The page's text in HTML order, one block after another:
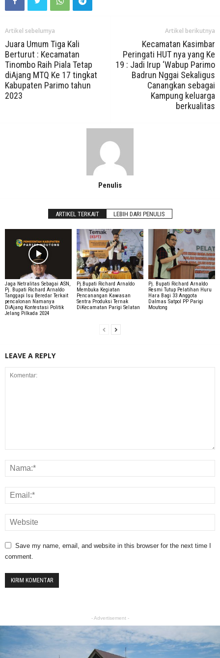
Artikel sebelumya
Juara Umum Tiga Kali
Berturut : Kecamatan
Tinombo Raih Piala Tetap
diAjang MTQ Ke 17 tingkat
Kabupaten Parimo tahun
2023
Artikel berikutnya
Kecamatan Kasimbar
Peringati HUT nya yang Ke
19 : Jadi Irup ‘Wabup Parimo
Badrun Nggai Sekaligus
Canangkan sebagai
Kampung keluarga
berkualitas
Penulis
ARTIKEL TERKAIT LEBIH DARI PENULIS
Jaga Netralitas Sebagai ASN,
Pj. Bupati Richard Arnaldo
Tanggapi Isu Beredar Terkait
pencalonan Namanya
DiAjang Kontestasi Politik
Jelang Pilkada 2024
Pj.Bupati Richard Arnaldo
Membuka Kegiatan
Pencanangan Kawasan
Sentra Produksi Ternak
DiKecamatan Parigi Selatan
Pj. Bupati Richard Arnaldo
Resmi Tutup Pelatihan Huru
Hara Bagi 33 Anggota
Dalmas Satpol PP Parigi
Moutong
LEAVE A REPLY
Save my name, email, and website in this browser for the next time I
comment.
- Advertisement -